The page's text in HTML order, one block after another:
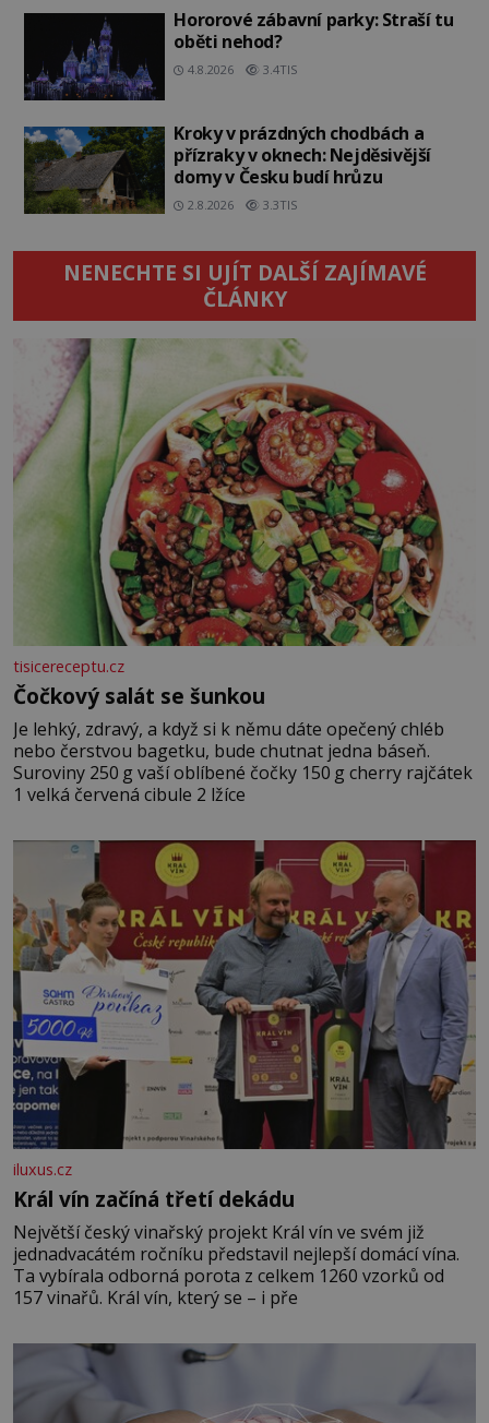
Hororové zábavní parky: Straší tu
oběti nehod?
4.8.2026 3.4TIS
Kroky v prázdných chodbách a
přízraky v oknech: Nejděsivější
domy v Česku budí hrůzu
2.8.2026 3.3TIS
NENECHTE SI UJÍT DALŠÍ ZAJÍMAVÉ
ČLÁNKY
tisicereceptu.cz
Čočkový salát se šunkou
Je lehký, zdravý, a když si k němu dáte opečený chléb
nebo čerstvou bagetku, bude chutnat jedna báseň.
Suroviny 250 g vaší oblíbené čočky 150 g cherry rajčátek
1 velká červená cibule 2 lžíce
iluxus.cz
Král vín začíná třetí dekádu
Největší český vinařský projekt Král vín ve svém již
jednadvacátém ročníku představil nejlepší domácí vína.
Ta vybírala odborná porota z celkem 1260 vzorků od
157 vinařů. Král vín, který se – i pře